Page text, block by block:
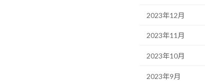
2023年12月
2023年11月
2023年10月
2023年9月